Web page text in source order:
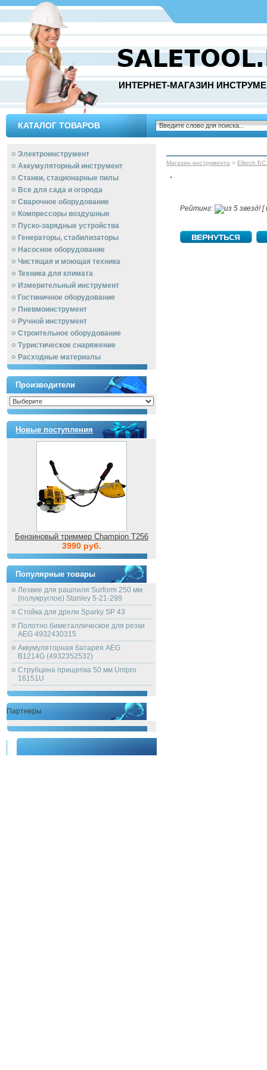
ИНТЕРНЕТ-МАГАЗИН
КАТАЛОГ ТОВАРОВ
Электроинструмент
Аккумуляторный инструмент
Станки, стационарные пилы
Все для сада и огорода
Сварочное оборудование
Компрессоры воздушные
Пуско-зарядные устройства
Генераторы, стабилизаторы
Насосное оборудование
Чистящая и моющая техника
Техника для климата
Измерительный инструмент
Гостиничное оборудование
Пневмоинструмент
Ручной инcтрумент
Строительное оборудование
Туристическое снаряжение
Расходные материалы
Производители
Новые поступления
Бензиновый триммер Champion T256
3990 руб.
Популярные товары
Лезвие для рашпиля Surform 250 мм
(полукруглое) Stanley 5-21-299
Стойка для дрели Sparky SP 43
Полотно биметаллическое для резки
AEG 4932430315
Аккумуляторная батарея AEG
B1214G (4932352532)
Струбцина прищепка 50 мм Unipro
16151U
Партнеры
Магазин инструмента > Elitech БС
-
Рейтинг: [